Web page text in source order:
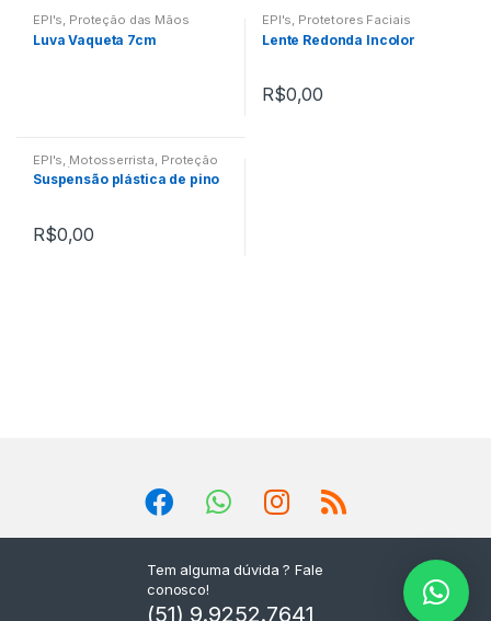
EPI's, Proteção das Mãos
Luva Vaqueta 7cm
EPI's, Protetores Faciais
Lente Redonda Incolor
R$0,00
EPI's Motosserrista Proteção
de Crânio , Suportes
Suspensão plástica de pino
R$0,00
Tem alguma dúvida ? Fale
conosco!
(51) 9.9252.7641